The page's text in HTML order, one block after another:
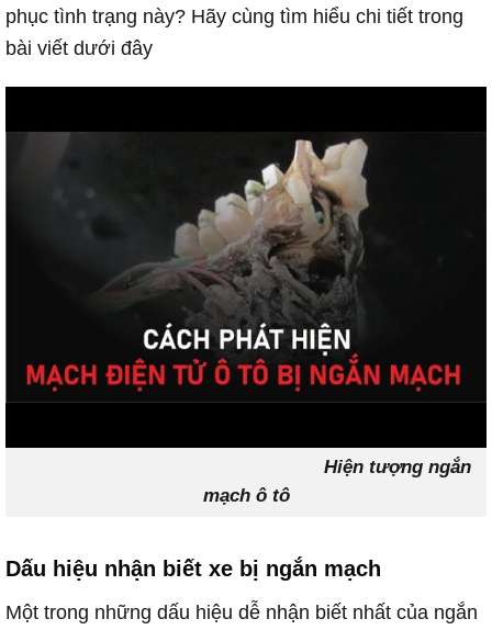
phục tình trạng này? Hãy cùng tìm hiểu chi tiết trong
bài viết dưới đây
Hiện tượng ngắn
mạch ô tô
Dấu hiệu nhận biết xe bị ngắn mạch
Một trong những dấu hiệu dễ nhận biết nhất của ngắn